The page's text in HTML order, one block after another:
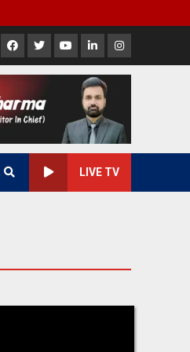
Facebook
X YoutubeLinkedInInstagram
LIVE TV